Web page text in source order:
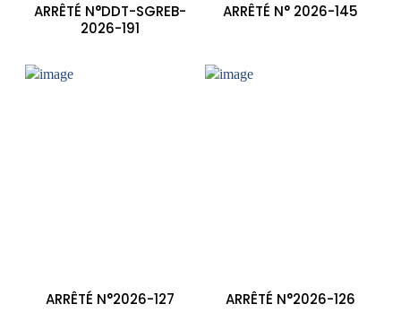
ARRÊTÉ N°DDT-SGREB-
2026-191
ARRÊTÉ N° 2026-145
ARRÊTÉ N°2026-127 ARRÊTÉ N°2026-126